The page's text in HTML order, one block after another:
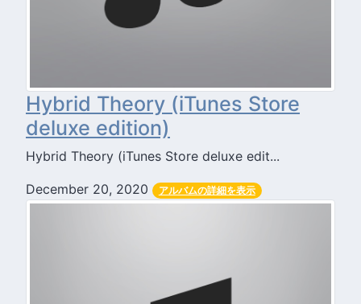
Hybrid Theory (iTunes Store
deluxe edition)
Hybrid Theory (iTunes Store deluxe edit...
December 20, 2020 アルバムの詳細を表示